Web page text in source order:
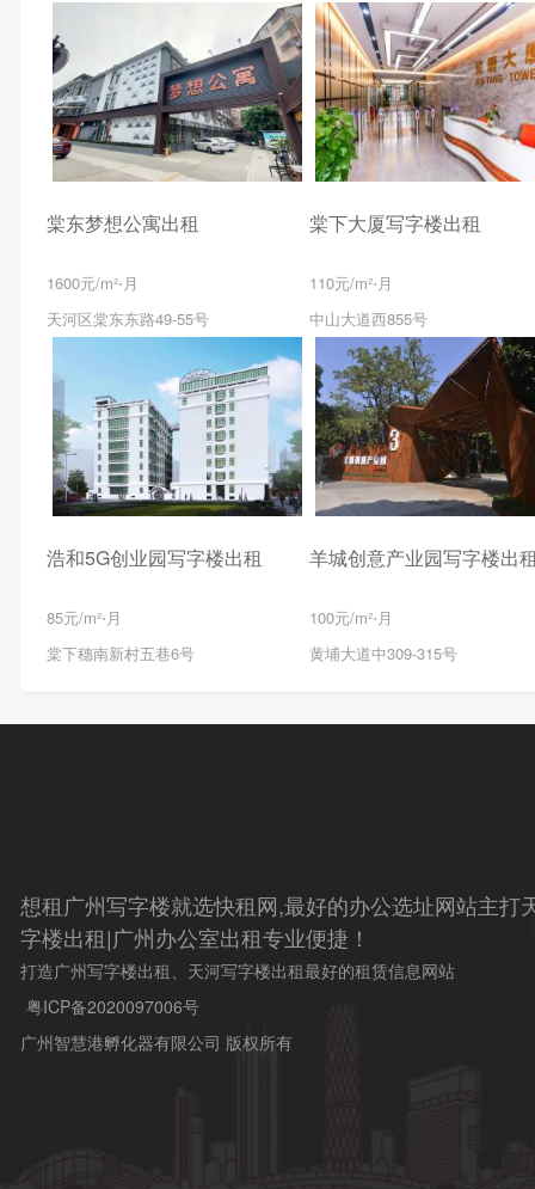
棠东梦想公寓出租
1600元/m²⋅月
天河区棠东东路49-55号
棠下大厦写字楼出租
110元/m²⋅月
中山大道西855号
浩和5G创业园写字楼出租
85元/m²⋅月
棠下穗南新村五巷6号
羊城创意产业园写字楼出
100元/m²⋅月
黄埔大道中309-315号
想租广州写字楼就选快租网,最好的办公选址网站主打
字楼出租|广州办公室出租专业便捷！
打造广州写字楼出租、天河写字楼出租最好的租赁信息网站
粤ICP备2020097006号
广州智慧港孵化器有限公司 版权所有